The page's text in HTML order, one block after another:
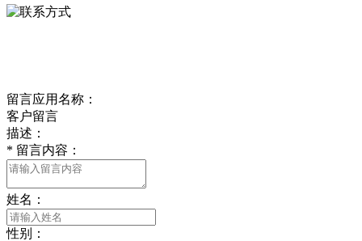
留言应用名称：
客户留言
描述：
* 留言内容：
姓名：
性别：